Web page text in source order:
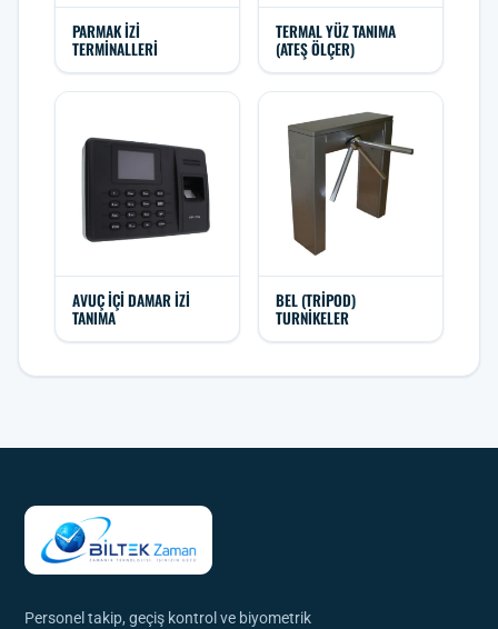
PARMAK İZI
TERMINALLERI
TERMAL YÜZ TANIMA
(ATEŞ ÖLÇER)
AVUÇ İÇI DAMAR İZI
TANIMA
BEL (TRIPOD)
TURNIKELER
Personel takip, geçiş kontrol ve biyometrik